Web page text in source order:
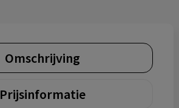
Omschrijving
Prijsinformatie